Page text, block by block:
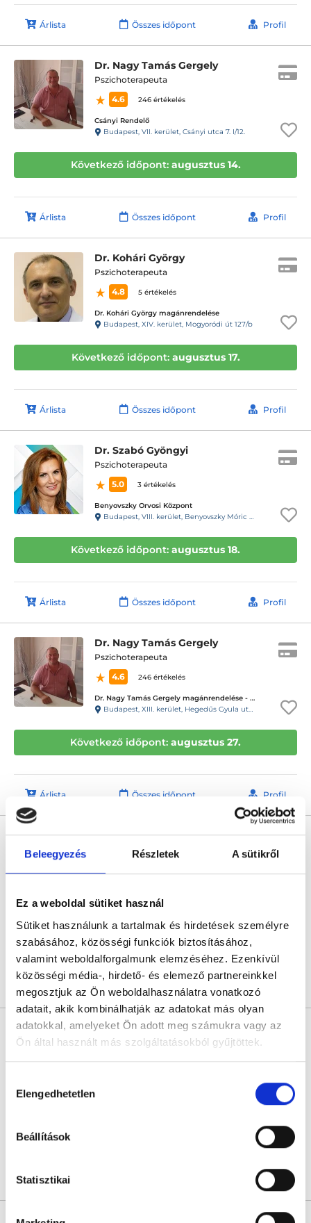
Beleegyezés Részletek A sütikről
Ez a weboldal sütiket használ
Sütiket használunk a tartalmak és hirdetések személyre
szabásához, közösségi funkciók biztosításához,
valamint weboldalforgalmunk elemzéséhez. Ezenkívül
közösségi média-, hirdető- és elemező partnereinkkel
megosztjuk az Ön weboldalhasználatra vonatkozó
adatait, akik kombinálhatják az adatokat más olyan
adatokkal, amelyeket Ön adott meg számukra vagy az
Ön által használt más szolgáltatásokból gyűjtöttek.
szabályzat:https://foglaljorvost.hu/info/foglaljorvost-
kiválasztása
Elengedhetetlen
Beállítások
Statisztikai
Árlista Összes időpont Profil
Dr. Nagy Tamás Gergely
Pszichoterapeuta
4.6
246 értékelés
Csányi Rendelő
Budapest, VII. kerület, Csányi utca 7. I/12.
Következő időpont: augusztus 14.
Árlista Összes időpont Profil
Dr. Kohári György
Pszichoterapeuta
4.8
5 értékelés
Dr. Kohári György magánrendelése
Budapest, XIV. kerület, Mogyoródi út 127/b
Következő időpont: augusztus 17.
Árlista Összes időpont Profil
Dr. Szabó Gyöngyi
Pszichoterapeuta
5.0
3 értékelés
Benyovszky Orvosi Központ
Budapest, VIII. kerület, Benyovszky Móric utca 10.
Következő időpont: augusztus 18.
Árlista Összes időpont Profil
Dr. Nagy Tamás Gergely
Pszichoterapeuta
4.6
246 értékelés
Dr. Nagy Tamás Gergely magánrendelése - XIII. kerület Hegedűs Gyula utca
Budapest, XIII. kerület, Hegedűs Gyula utca 13. 1/3. (kapucsengő: 27)
Következő időpont: augusztus 27.
Árlista Összes időpont Profil
Dr. Bognár Gabriella
Pszichoterapeuta
Budapest, III. kerület, Vörösvári út 23. I. em. 3.
Árlista Összes időpont
Dr. Tóth Emese
Pszichoterapeuta
4.9
58 értékelés
Árlista Profil